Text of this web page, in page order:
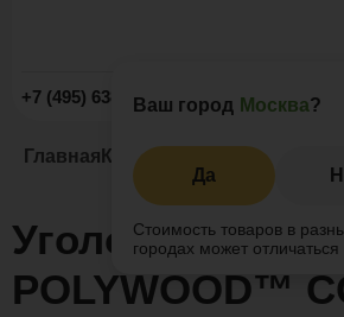
Ваш город Москва?
Да
Стоимость товаров в
городах может отличаться
+7 (495) 638-52-09
Главная Каталог Комплектующие
Уголок ДПК
POLYWOOD™